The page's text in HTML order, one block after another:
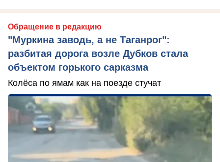
Обращение в редакцию
"Муркина заводь, а не Таганрог":
разбитая дорога возле Дубков стала
объектом горького сарказма
Колёса по ямам как на поезде стучат